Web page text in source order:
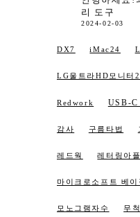
리 도구
2024-02-03
DX7 iMac24
LG울트라HD모니터
Redwork USB-
감사 구름타법
레드웍 레터링아플
마이크로소프트 베
모노그램자수 무